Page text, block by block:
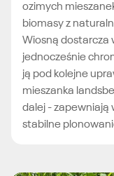
ozimych
biomasy z
Wiosną dostarcza
jednocześnie
ją pod kolejne
mieszanka
dalej - zapewniają
stabilne